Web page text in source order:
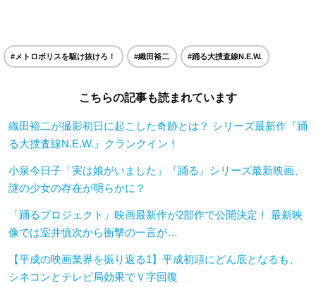
#メトロポリスを駆け抜けろ！ #織田裕二 #踊る大捜査線N.E.W.
こちらの記事も読まれています
織田裕二が撮影初日に起こした奇跡とは？ シリーズ最新作『踊
る大捜査線N.E.W.』クランクイン！
小泉今日子「実は娘がいました」『踊る』シリーズ最新映画、
謎の少女の存在が明らかに？
「踊るプロジェクト」映画最新作が2部作で公開決定！ 最新映
像では室井慎次から衝撃の一言が…
【平成の映画業界を振り返る1】平成初頭にどん底となるも、
シネコンとテレビ局効果でＶ字回復